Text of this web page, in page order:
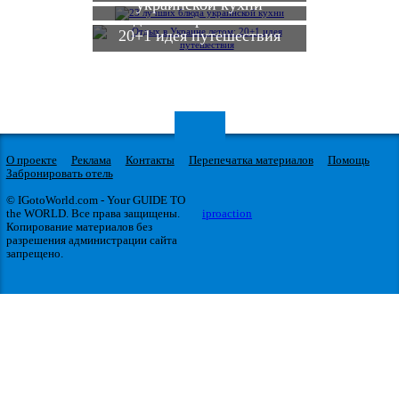
украинской кухни
Отдых в Украине летом:
20+1 идея путешествия
О проекте Реклама Контакты Перепечатка материалов
Помощь
Забронировать отель
© IGotoWorld.com - Your GUIDE TO
the WORLD. Все права защищены.
Копирование материалов без
разрешения администрации сайта
запрещено.
iproaction